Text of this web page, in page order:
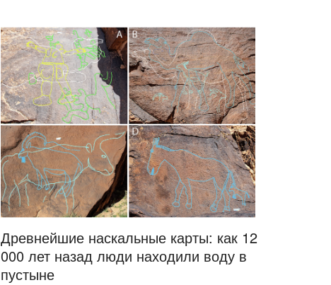
Древнейшие наскальные карты: как 12
000 лет назад люди находили воду в
пустыне